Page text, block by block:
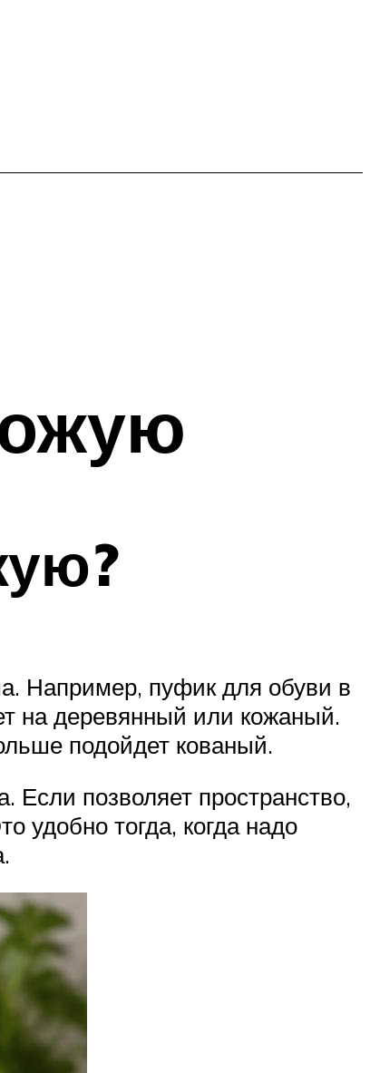
Например, пуфик для обуви в
на деревянный или кожаный.
подойдет кованый.
позволяет пространство,
удобно тогда, когда надо